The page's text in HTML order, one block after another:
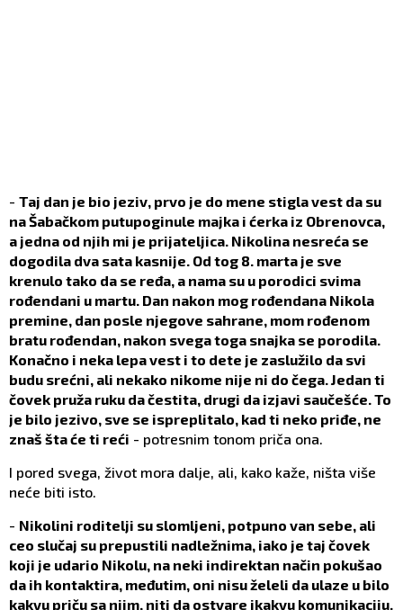
- Taj dan je bio jeziv, prvo je do mene stigla vest da su
na Šabačkom putupoginule majka i ćerka iz Obrenovca,
a jedna od njih mi je prijateljica. Nikolina nesreća se
dogodila dva sata kasnije. Od tog 8. marta je sve
krenulo tako da se ređa, a nama su u porodici svima
rođendani u martu. Dan nakon mog rođendana Nikola
premine, dan posle njegove sahrane, mom rođenom
bratu rođendan, nakon svega toga snajka se porodila.
Konačno i neka lepa vest i to dete je zaslužilo da svi
budu srećni, ali nekako nikome nije ni do čega. Jedan ti
čovek pruža ruku da čestita, drugi da izjavi saučešće. To
je bilo jezivo, sve se ispreplitalo, kad ti neko priđe, ne
znaš šta će ti reći - potresnim tonom priča ona.
I pored svega, život mora dalje, ali, kako kaže, ništa više
neće biti isto.
- Nikolini roditelji su slomljeni, potpuno van sebe, ali
ceo slučaj su prepustili nadležnima, iako je taj čovek
koji je udario Nikolu, na neki indirektan način pokušao
da ih kontaktira, međutim, oni nisu želeli da ulaze u bilo
kakvu priču sa njim, niti da ostvare ikakvu komunikaciju.